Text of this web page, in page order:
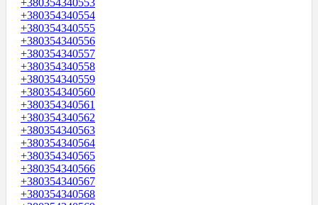
+380354340553
+380354340554
+380354340555
+380354340556
+380354340557
+380354340558
+380354340559
+380354340560
+380354340561
+380354340562
+380354340563
+380354340564
+380354340565
+380354340566
+380354340567
+380354340568